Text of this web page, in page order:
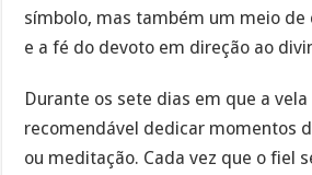
símbolo, mas também um meio de
e a fé do devoto em direção ao
Durante os sete dias em que a
recomendável dedicar momentos
ou meditação. Cada vez que o fiel